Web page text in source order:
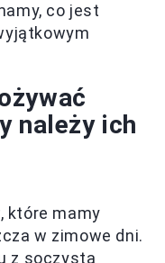
co jest
należy ich
które mamy
w zimowe dni.
z soczystą